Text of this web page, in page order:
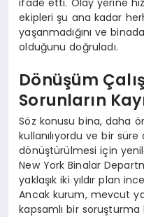
ekipleri şu ana kadar
yaşanmadığını ve
olduğunu doğruladı.
Dönüşüm
Sorunların
Söz konusu bina, daha
kullanılıyordu ve bir
dönüştürülmesi için
New York Binalar
yaklaşık iki yıldır plan
Ancak kurum, mevcut
kapsamlı bir soruşturma